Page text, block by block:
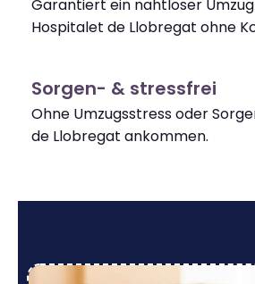
Garantiert ein nahtloser
Hospitalet de Llobregat ohne
Sorgen- & stressfrei
Ohne Umzugsstress oder
de Llobregat ankommen.